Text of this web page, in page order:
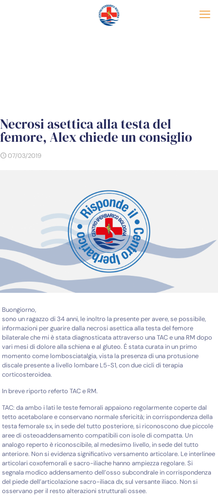
Necrosi asettica alla testa del
femore, Alex chiede un consiglio
07/03/2019
Buongiorno,
sono un ragazzo di 34 anni, le inoltro la presente per avere, se possibile,
informazioni per guarire dalla necrosi asettica alla testa del femore
bilaterale che mi è stata diagnosticata attraverso una TAC e una RM dopo
vari mesi di dolore alla schiena e al gluteo. É stata curata in un primo
momento come lombosciatalgia, vista la presenza di una protusione
discale presente a livello lombare L5-S1, con due cicli di terapia
corticosteroidea.
In breve riporto referto TAC e RM.
TAC: da ambo i lati le teste femorali appaiono regolarmente coperte dal
tetto acetabolare e conservano normale sfericità; in corrispondenza della
testa femorale sx, in sede del tutto posteriore, si riconoscono due piccole
aree di osteoaddensamento compatibili con isole di compatta. Un
analogo reperto è riconoscibile, al medesimo livello, in sede del tutto
anteriore. Non si evidenza significativo versamento articolare. Le interlinee
articolari coxofemorali e sacro-iliache hanno ampiezza regolare. Si
segnala modico addensamento dell’osso subcondrale in corrispondenza
del piede dell’articolazione sacro-iliaca dx, sul versante iliaco. Non si
osservano per il resto alterazioni strutturali ossee.